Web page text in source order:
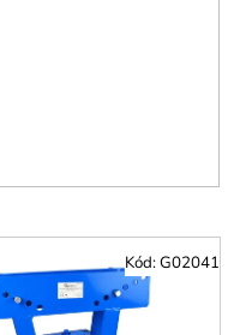
Kód:G02041